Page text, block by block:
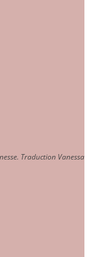
Traduction Vanessa